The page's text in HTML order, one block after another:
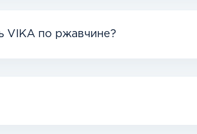
VIKA по ржавчине?